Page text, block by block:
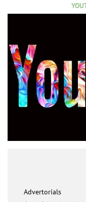
Advertorials